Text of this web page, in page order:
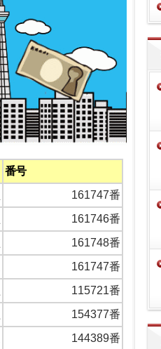
番号
161747番
161746番
161748番
161747番
115721番
154377番
144389番